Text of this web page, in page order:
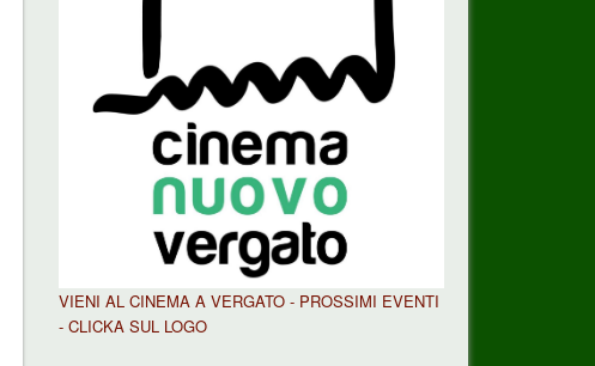
VIENI AL CINEMA A VERGATO - PROSSIMI EVENTI
- CLICKA SUL LOGO